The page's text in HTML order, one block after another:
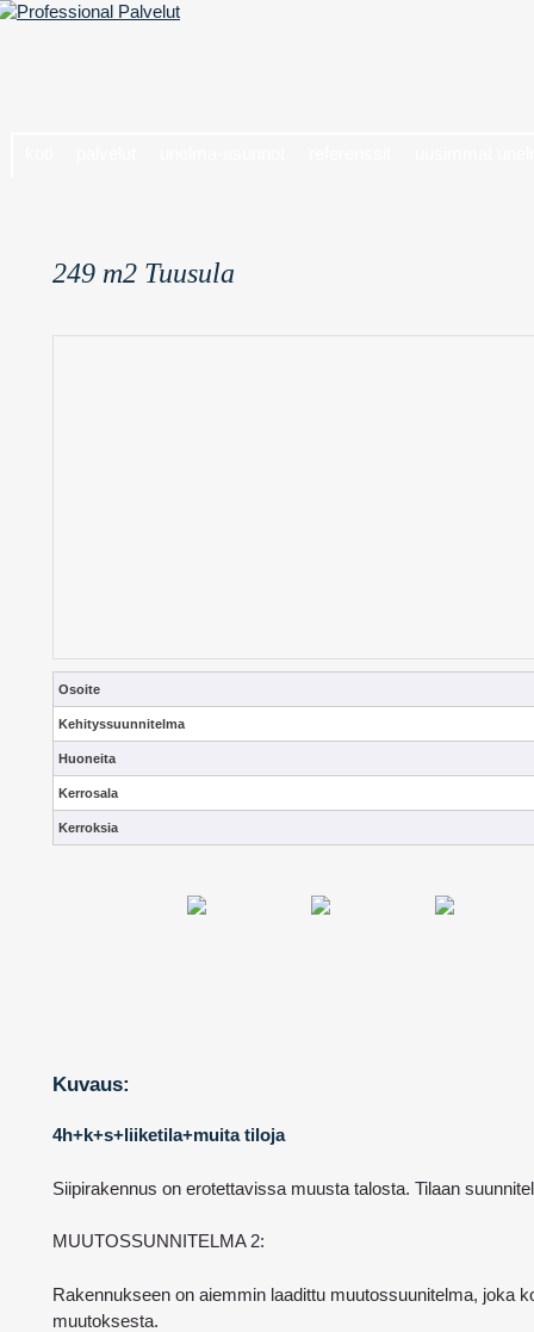
249 m2 Tuusula
Osoite
Kehityssuunnitelma
Huoneita
Kerrosala
Kerroksia
Kuvaus:
4h+k+s+liiketila+muita tiloja
Siipirakennus on erotettavissa muusta talosta. Tilaan
MUUTOSSUNNITELMA 2:
Rakennukseen on aiemmin laadittu muutossuunitelma, joka
muutoksesta.